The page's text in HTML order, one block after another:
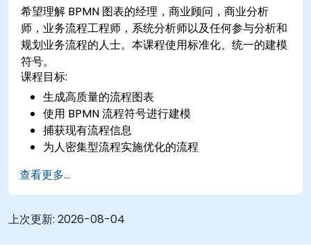
希望理解 BPMN 图表的经理，商业顾问，商业分析
师，业务流程工程师，系统分析师以及任何参与分析和
规划业务流程的人士。本课程使用标准化、统一的建模
符号。
课程目标:
生成高质量的流程图表
使用 BPMN 流程符号进行建模
捕获现有流程信息
为人密集型流程实施优化的流程
部分
查看更多...
上次更新: 2026-08-04